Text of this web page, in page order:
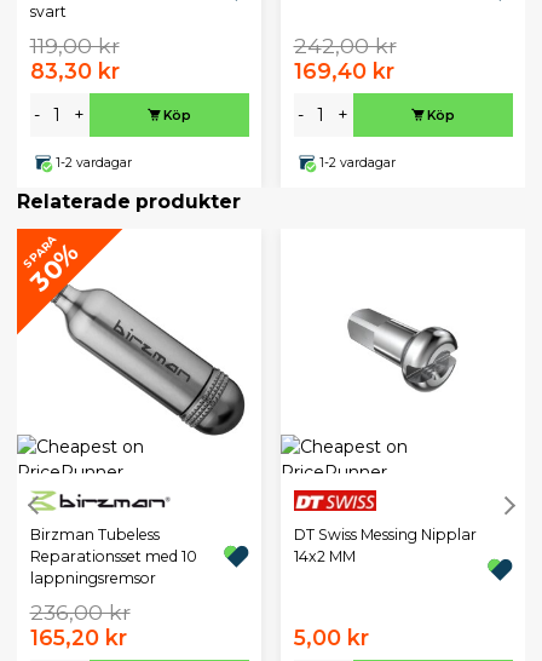
svart
119,00 kr
83,30 kr
- + Köp
1-2 vardagar
242,00 kr
169,40 kr
- + Köp
1-2 vardagar
Relaterade produkter
SPARA
30%
Birzman Tubeless
Reparationsset med 10
lappningsremsor
236,00 kr
165,20 kr
DT Swiss Messing Nipplar
14x2 MM
5,00 kr